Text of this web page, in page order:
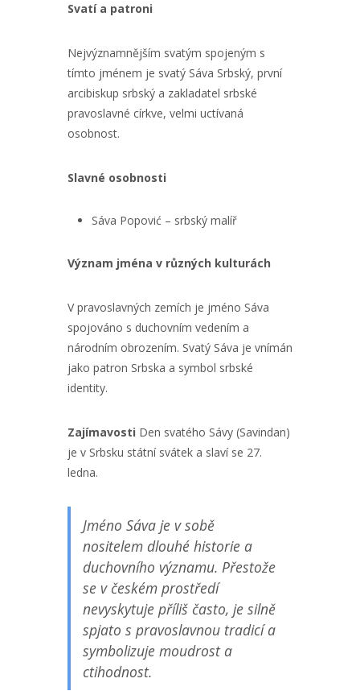
Svatí a patroni
Nejvýznamnějším svatým spojeným s
tímto jménem je svatý Sáva Srbský, první
arcibiskup srbský a zakladatel srbské
pravoslavné církve, velmi uctívaná
osobnost.
Slavné osobnosti
Sáva Popović – srbský malíř
Význam jména v různých kulturách
V pravoslavných zemích je jméno Sáva
spojováno s duchovním vedením a
národním obrozením. Svatý Sáva je vnímán
jako patron Srbska a symbol srbské
identity.
Zajímavosti Den svatého Sávy (Savindan)
je v Srbsku státní svátek a slaví se 27.
ledna.
Jméno Sáva je v sobě
nositelem dlouhé historie a
duchovního významu. Přestože
se v českém prostředí
nevyskytuje příliš často, je silně
spjato s pravoslavnou tradicí a
symbolizuje moudrost a
ctihodnost.